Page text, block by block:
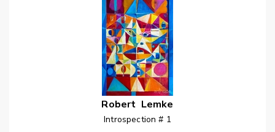
Robert Lemke
Introspection # 1